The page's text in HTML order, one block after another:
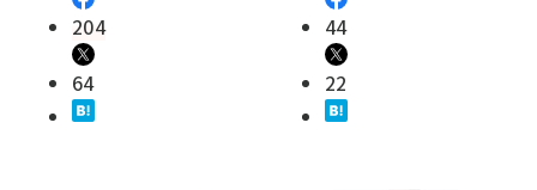
204
64
44
22